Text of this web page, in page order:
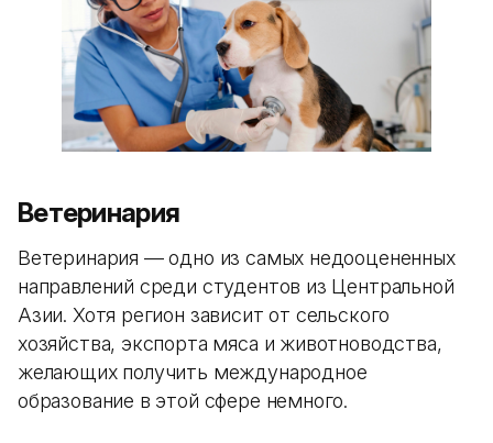
Ветеринария
Ветеринария — одно из самых недооцененных
направлений среди студентов из Центральной
Азии. Хотя регион зависит от сельского
хозяйства, экспорта мяса и животноводства,
желающих получить международное
образование в этой сфере немного.